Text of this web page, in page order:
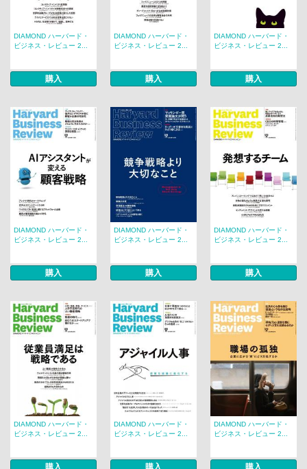
DIAMOND ハーバード・
ビジネス・レビュー 2...
購入
DIAMOND ハーバード・
ビジネス・レビュー 2...
購入
DIAMOND ハーバード・
ビジネス・レビュー 2...
購入
DIAMOND ハーバード・
ビジネス・レビュー 2...
購入
DIAMOND ハーバード・
ビジネス・レビュー 2...
購入
DIAMOND ハーバード・
ビジネス・レビュー 2...
購入
DIAMOND ハーバード・
ビジネス・レビュー 2...
購入
DIAMOND ハーバード・
ビジネス・レビュー 2...
購入
DIAMOND ハーバード・
ビジネス・レビュー 2...
購入